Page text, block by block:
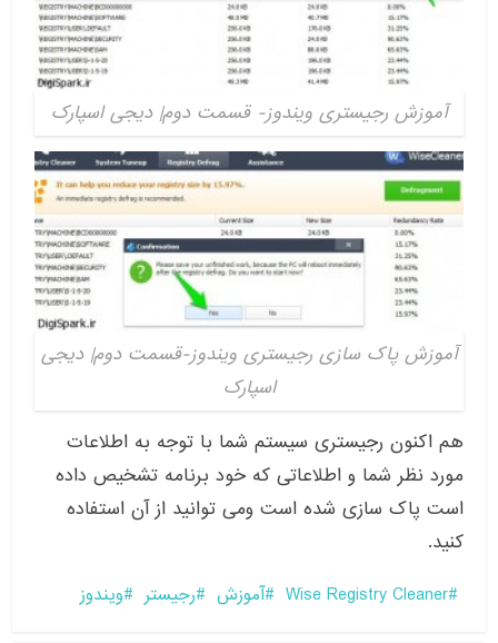
آموزش رجیستری ویندوز- قسمت دوم| دیجی اسپارک
آموزش پاک سازی رجیستری ویندوز-قسمت دوم| دیجی
اسپارک
هم اکنون رجیستری سیستم شما با توجه به اطلاعات
مورد نظر شما و اطلاعاتی که خود برنامه تشخیص داده
است پاک سازی شده است ومی توانید از آن استفاده
کنید.
Wise Registry Cleaner آموزش رجیستر ویندوز